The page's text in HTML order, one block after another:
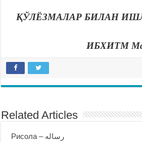
ҚЎЛЁЗМАЛАР БИЛАН
ИБХИТМ
Related Articles
Рисола – رساله